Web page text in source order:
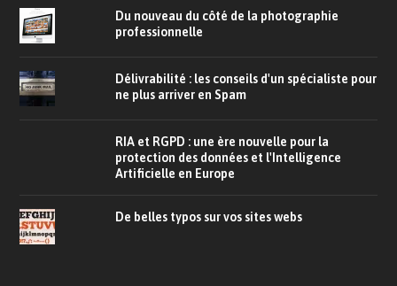
Du nouveau du côté de la photographie
professionnelle
Délivrabilité : les conseils d'un spécialiste pour
ne plus arriver en Spam
RIA et RGPD : une ère nouvelle pour la
protection des données et l'Intelligence
Artificielle en Europe
De belles typos sur vos sites webs